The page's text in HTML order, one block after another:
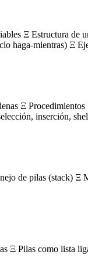
Ξ Estructura
haga-mientras) Ξ
Ξ
inserción,
de pilas (stack)
Ξ Pilas como lista